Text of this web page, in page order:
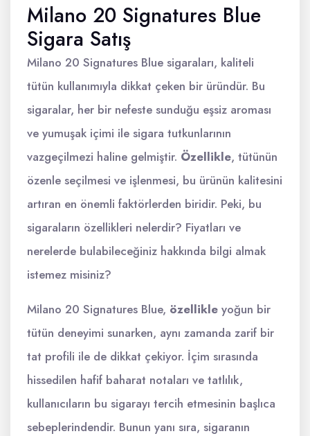
Milano 20 Signatures Blue
Sigara Satış
Milano 20 Signatures Blue sigaraları, kaliteli
tütün kullanımıyla dikkat çeken bir üründür. Bu
sigaralar, her bir nefeste sunduğu eşsiz aroması
ve yumuşak içimi ile sigara tutkunlarının
vazgeçilmezi haline gelmiştir. Özellikle, tütünün
özenle seçilmesi ve işlenmesi, bu ürünün kalitesini
artıran en önemli faktörlerden biridir. Peki, bu
sigaraların özellikleri nelerdir? Fiyatları ve
nerelerde bulabileceğiniz hakkında bilgi almak
istemez misiniz?
Milano 20 Signatures Blue, özellikle yoğun bir
tütün deneyimi sunarken, aynı zamanda zarif bir
tat profili ile de dikkat çekiyor. İçim sırasında
hissedilen hafif baharat notaları ve tatlılık,
kullanıcıların bu sigarayı tercih etmesinin başlıca
sebeplerindendir. Bunun yanı sıra, sigaranın